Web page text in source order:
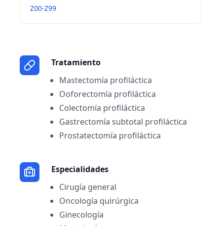
Z00-Z99
Tratamiento
Mastectomía profiláctica
Ooforectomía profiláctica
Colectomía profiláctica
Gastrectomía subtotal profiláctica
Prostatectomía profiláctica
Especialidades
Cirugía general
Oncología quirúrgica
Ginecología